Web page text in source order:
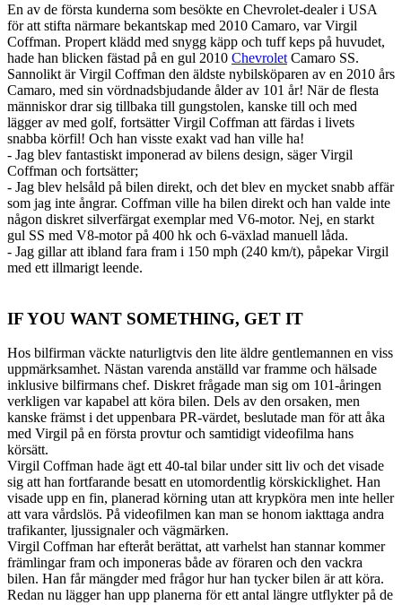
En av de första kunderna som besökte en Chevrolet-dealer i USA
för att stifta närmare bekantskap med 2010 Camaro, var Virgil
Coffman. Propert klädd med snygg käpp och tuff keps på huvudet,
hade han blicken fästad på en gul 2010 Chevrolet Camaro SS.
Sannolikt är Virgil Coffman den äldste nybilsköparen av en 2010 års
Camaro, med sin vördnadsbjudande ålder av 101 år! När de flesta
människor drar sig tillbaka till gungstolen, kanske till och med
lägger av med golf, fortsätter Virgil Coffman att färdas i livets
snabba körfil! Och han visste exakt vad han ville ha!
- Jag blev fantastiskt imponerad av bilens design, säger Virgil
Coffman och fortsätter;
- Jag blev helsåld på bilen direkt, och det blev en mycket snabb affär
som jag inte ångrar. Coffman ville ha bilen direkt och han valde inte
någon diskret silverfärgat exemplar med V6-motor. Nej, en starkt
gul SS med V8-motor på 400 hk och 6-växlad manuell låda.
- Jag gillar att ibland fara fram i 150 mph (240 km/t), påpekar Virgil
med ett illmarigt leende.
IF YOU WANT SOMETHING, GET IT
Hos bilfirman väckte naturligtvis den lite äldre gentlemannen en viss
uppmärksamhet. Nästan varenda anställd var framme och hälsade
inklusive bilfirmans chef. Diskret frågade man sig om 101-åringen
verkligen var kapabel att köra bilen. Dels av den orsaken, men
kanske främst i det uppenbara PR-värdet, beslutade man för att åka
med Virgil på en första provtur och samtidigt videofilma hans
körsätt.
Virgil Coffman hade ägt ett 40-tal bilar under sitt liv och det visade
sig att han fortfarande besatt en utomordentlig körskicklighet. Han
visade upp en fin, planerad körning utan att krypköra men inte heller
att vara vårdslös. På videofilmen kan man se honom iakttaga andra
trafikanter, ljussignaler och vägmärken.
Virgil Coffman har efteråt berättat, att varhelst han stannar kommer
främlingar fram och imponeras både av föraren och den vackra
bilen. Han får mängder med frågor hur han tycker bilen är att köra.
Redan nu lägger han upp planerna för ett antal längre utflykter på de